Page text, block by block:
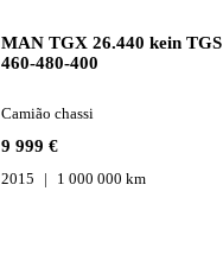
MAN TGX 26.440 kein TGS
460-480-400
9 999 €
Camião chassi
2015 1 000 000 km